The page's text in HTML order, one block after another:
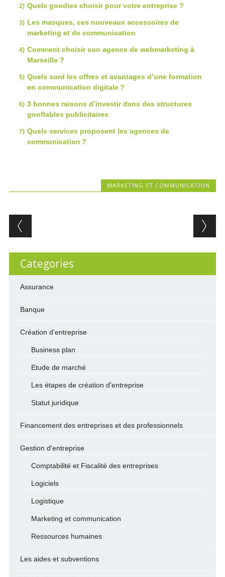
Quels goodies choisir pour votre entreprise ?
Les masques, ces nouveaux accessoires de
marketing et de communication
Comment choisir son agence de webmarketing à
Marseille ?
Quels sont les offres et avantages d’une formation
en communication digitale ?
3 bonnes raisons d’investir dans des structures
gonflables publicitaires
Quels services proposent les agences de
communication ?
MARKETING ET COMMUNICATION
Post navigation
Categories
Assurance
Banque
Création d'entreprise
Business plan
Etude de marché
Les étapes de création d'entreprise
Statut juridique
Financement des entreprises et des professionnels
Gestion d'entreprise
Comptabilité et Fiscalité des entreprises
Logiciels
Logistique
Marketing et communication
Ressources humaines
Les aides et subventions